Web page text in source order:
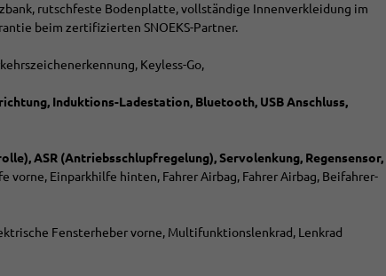
rutschfeste Bodenplatte, vollständige Innenverkleidung im
beim zertifizierten SNOEKS-Partner.
Keyless-Go,
Induktions-Ladestation, Bluetooth, USB Anschluss,
ASR (Antriebsschlupfregelung), Servolenkung, Regensensor,
vorne, Einparkhilfe hinten, Fahrer Airbag, Fahrer Airbag, Beifahrer-
Fensterheber vorne, Multifunktionslenkrad, Lenkrad